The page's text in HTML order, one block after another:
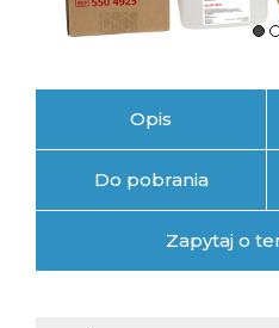
Opis
Do pobrania